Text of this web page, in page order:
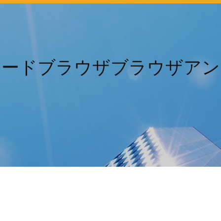
ドブラウザブラウザア